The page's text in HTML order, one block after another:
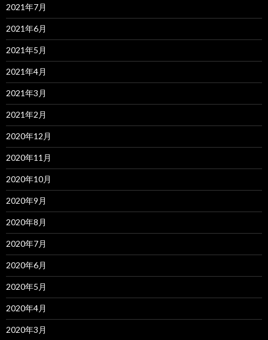
2021年7月
2021年6月
2021年5月
2021年4月
2021年3月
2021年2月
2020年12月
2020年11月
2020年10月
2020年9月
2020年8月
2020年7月
2020年6月
2020年5月
2020年4月
2020年3月